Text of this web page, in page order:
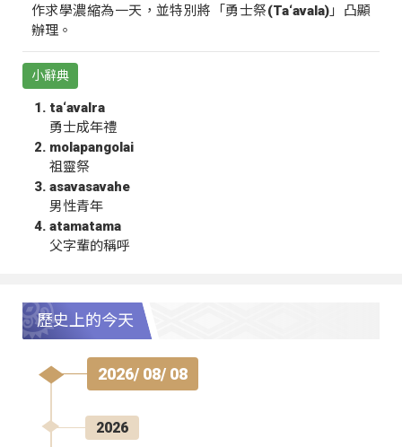
作求學濃縮為一天，並特別將「勇士祭(Ta‘avala)」凸顯
辦理。
小辭典
ta‘avalra
勇士成年禮
molapangolai
祖靈祭
asavasavahe
男性青年
atamatama
父字輩的稱呼
歷史上的今天
2026/ 08/ 08
2026